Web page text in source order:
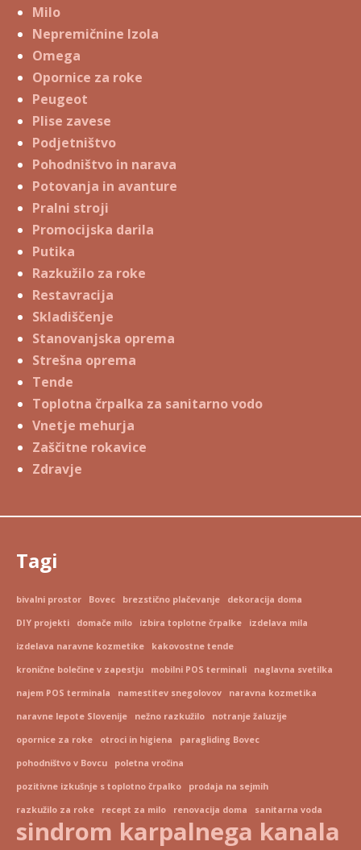
Milo
Nepremičnine Izola
Omega
Opornice za roke
Peugeot
Plise zavese
Podjetništvo
Pohodništvo in narava
Potovanja in avanture
Pralni stroji
Promocijska darila
Putika
Razkužilo za roke
Restavracija
Skladiščenje
Stanovanjska oprema
Strešna oprema
Tende
Toplotna črpalka za sanitarno vodo
Vnetje mehurja
Zaščitne rokavice
Zdravje
Tagi
bivalni prostor Bovec brezstično plačevanje dekoracija doma
DIY projekti domače milo izbira toplotne črpalke izdelava mila
izdelava naravne kozmetike kakovostne tende
kronične bolečine v zapestju mobilni POS terminali naglavna svetilka
najem POS terminala namestitev snegolovov naravna kozmetika
naravne lepote Slovenije nežno razkužilo notranje žaluzije
opornice za roke otroci in higiena paragliding Bovec
pohodništvo v Bovcu poletna vročina
pozitivne izkušnje s toplotno črpalko prodaja na sejmih
razkužilo za roke recept za milo renovacija doma sanitarna voda
sindrom karpalnega kanala